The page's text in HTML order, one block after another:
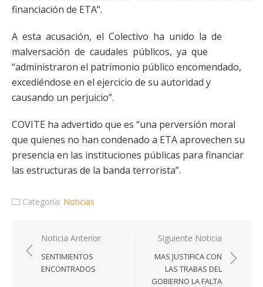
financiación de ETA”.
A esta acusación, el Colectivo ha unido la de
malversación de caudales públicos, ya que
“administraron el patrimonio público encomendado,
excediéndose en el ejercicio de su autoridad y
causando un perjuicio”.
COVITE ha advertido que es “una perversión moral
que quienes no han condenado a ETA aprovechen su
presencia en las instituciones públicas para financiar
las estructuras de la banda terrorista”.
Categoría: Noticias
Navegación
de
entradas
Noticia Anterior
SENTIMIENTOS
ENCONTRADOS
Siguiente Noticia
MAS JUSTIFICA CON
LAS TRABAS DEL
GOBIERNO LA FALTA